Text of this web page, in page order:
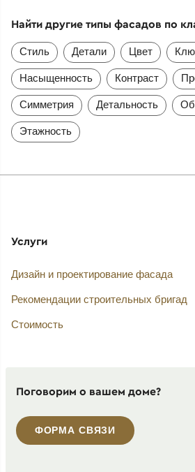
Найти другие типы фасадов по
Стиль Детали Цвет
Насыщенность Контраст
Симметрия Детальность
Этажность
Услуги
Дизайн и проектирование фасада
Рекомендации строительных бригад
Стоимость
Поговорим о вашем доме?
ФОРМА СВЯЗИ